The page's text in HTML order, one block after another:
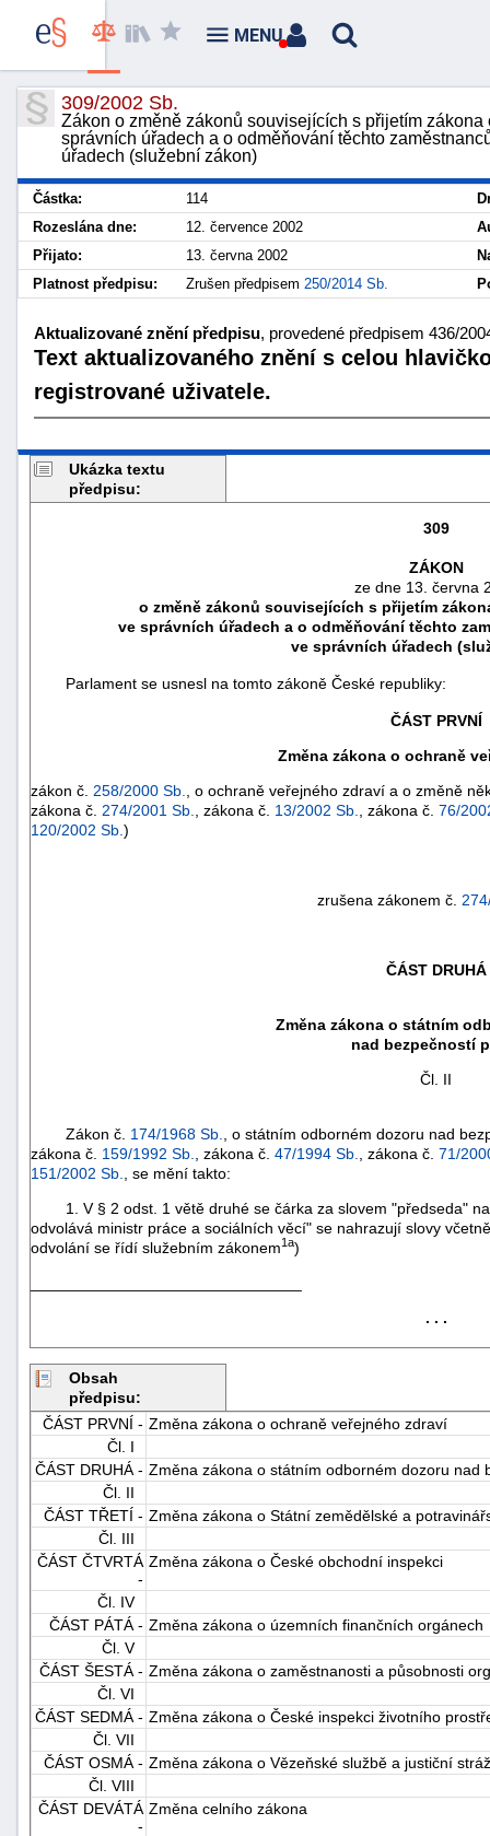
309/2002 Sb.
Zákon o změně zákonů souvisejících s přijetím
správních úřadech a o odměňování těchto
úřadech (služební zákon)
Částka: 114
Rozeslána dne:
12. července 2002
Přijato:
13. června 2002
Platnost předpisu:
Zrušen předpisem 250/2014 Sb.
Aktualizované znění předpisu, provedené předpisem 436/
Text aktualizovaného znění s celou
registrované uživatele.
Ukázka textu
předpisu:
309
ZÁKON
ze dne 13. června
o změně zákonů souvisejících s přijetím
ve správních úřadech a o odměňování těchto
ve správních úřadech
Parlament se usnesl na tomto zákoně České republiky:
ČÁST PRVNÍ
Změna zákona o ochraně
zákon č. 258/2000 Sb.
, o ochraně veřejného zdraví a o změně
zákona č. 274/2001 Sb. , zákona č. 13/2002 Sb. , zákona č. 76/
120/2002 Sb. )
zrušena zákonem č.
ČÁST DRUHÁ
Změna zákona o státním
nad bezpečností
Čl. II
Zákon č. 174/1968 Sb.
, o státním odborném dozoru nad
zákona č. 159/1992 Sb. , zákona č. 47/1994 Sb. , zákona č. 71/
151/2002 Sb.
, se mění takto:
1. V § 2 odst. 1 větě druhé se čárka za slovem "předseda"
odvolává ministr práce a sociálních věcí" se nahrazují slovy
odvolání se řídí služebním zákonem1a)
. . .
Obsah
předpisu:
ČÁST PRVNÍ - Změna zákona o ochraně veřejného zdraví
Čl. I
ČÁST DRUHÁ - Změna zákona o státním odborném dozoru nad
Čl. II
ČÁST TŘETÍ - Změna zákona o Státní zemědělské a
Čl. III
ČÁST ČTVRTÁ
-
Změna zákona o České obchodní inspekci
Čl. IV
ČÁST PÁTÁ - Změna zákona o územních finančních orgánech
Čl. V
ČÁST ŠESTÁ - Změna zákona o zaměstnanosti a působnosti
Čl. VI
ČÁST SEDMÁ - Změna zákona o České inspekci životního
Čl. VII
ČÁST OSMÁ - Změna zákona o Vězeňské službě a justiční
Čl. VIII
ČÁST DEVÁTÁ
-
Změna celního zákona
MENU
náhrady
+náhrady
-
náhrady